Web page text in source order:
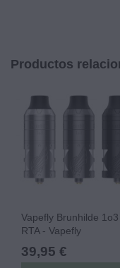
Productos
Vapefly Brunhilde 1o3
RTA - Vapefly
39,95 €